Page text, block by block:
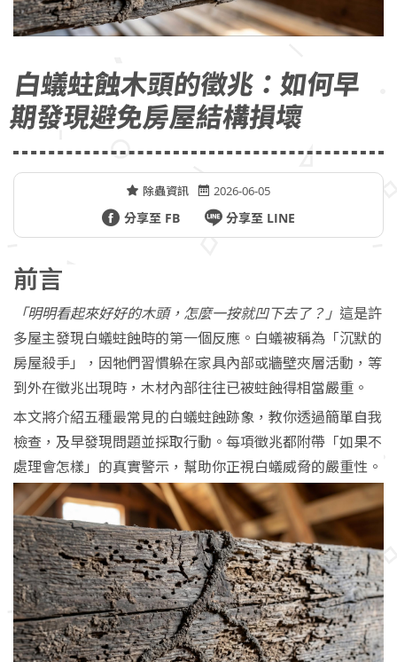
白蟻蛀蝕木頭的徵兆：如何早
期發現避免房屋結構損壞
除蟲資訊 2026-06-05
分享至 FB 分享至 LINE
前言
「明明看起來好好的木頭，怎麼一按就凹下去了？」 這是許
多屋主發現白蟻蛀蝕時的第一個反應。白蟻被稱為「沉默的
房屋殺手」，因牠們習慣躲在家具內部或牆壁夾層活動，等
到外在徵兆出現時，木材內部往往已被蛀蝕得相當嚴重。
本文將介紹五種最常見的白蟻蛀蝕跡象，教你透過簡單自我
檢查，及早發現問題並採取行動。每項徵兆都附帶「如果不
處理會怎樣」的真實警示，幫助你正視白蟻威脅的嚴重性。